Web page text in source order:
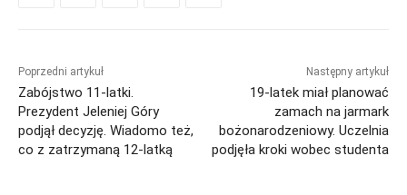
Poprzedni artykuł
Zabójstwo 11-latki.
Prezydent Jeleniej Góry
podjął decyzję. Wiadomo też,
co z zatrzymaną 12-latką
Następny artykuł
19-latek miał planować
zamach na jarmark
bożonarodzeniowy. Uczelnia
podjęła kroki wobec studenta